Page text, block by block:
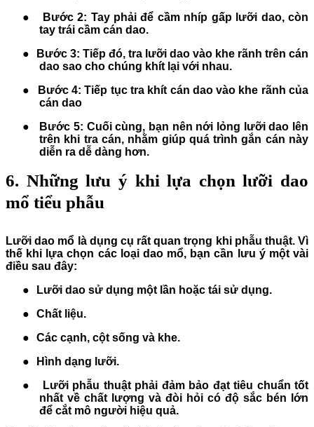
●
Bước 2: Tay phải để cầm nhíp gấp lưỡi dao, còn
tay trái cầm cán dao.
●
Bước 3: Tiếp đó, tra lưỡi dao vào khe rãnh trên cán
dao sao cho chúng khít lại với nhau.
●
Bước 4: Tiếp tục tra khít cán dao vào khe rãnh của
cán dao
●
Bước 5: Cuối cùng, bạn nên nới lỏng lưỡi dao lên
trên khi tra cán, nhằm giúp quá trình gắn cán này
diễn ra dễ dàng hơn.
6. Những lưu ý khi lựa chọn lưỡi dao
mổ tiểu phẫu
Lưỡi dao mổ là dụng cụ rất quan trọng khi phẫu thuật. Vì
thế khi lựa chọn các loại dao mổ, bạn cần lưu ý một vài
điều sau đây:
●
Lưỡi dao sử dụng một lần hoặc tái sử dụng.
●
Chất liệu.
●
Các cạnh, cột sống và khe.
●
Hình dạng lưỡi.
●
Lưỡi phẫu thuật phải đảm bảo đạt tiêu chuẩn tốt
nhất về chất lượng và đòi hỏi có độ sắc bén lớn
để cắt mô người hiệu quả.